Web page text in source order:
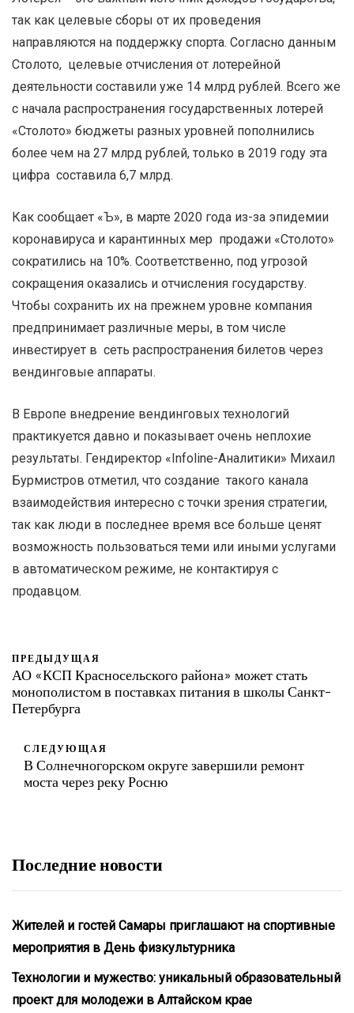
так как целевые сборы от их проведения
направляются на поддержку спорта. Согласно данным
Столото, целевые отчисления от лотерейной
деятельности составили уже 14 млрд рублей. Всего же
с начала распространения государственных лотерей
«Столото» бюджеты разных уровней пополнились
более чем на 27 млрд рублей, только в 2019 году эта
цифра составила 6,7 млрд.
Как сообщает «Ъ», в марте 2020 года из-за эпидемии
коронавируса и карантинных мер продажи «Столото»
сократились на 10%. Соответственно, под угрозой
сокращения оказались и отчисления государству.
Чтобы сохранить их на прежнем уровне компания
предпринимает различные меры, в том числе
инвестирует в сеть распространения билетов через
вендинговые аппараты.
В Европе внедрение вендинговых технологий
практикуется давно и показывает очень неплохие
результаты. Гендиректор «Infoline-Аналитики» Михаил
Бурмистров отметил, что создание такого канала
взаимодействия интересно с точки зрения стратегии,
так как люди в последнее время все больше ценят
возможность пользоваться теми или иными услугами
в автоматическом режиме, не контактируя с
продавцом.
ПРЕДЫДУЩАЯ
АО «КСП Красносельского района» может стать
монополистом в поставках питания в школы Санкт-
Петербурга
СЛЕДУЮЩАЯ
В Солнечногорском округе завершили ремонт
моста через реку Росню
Последние новости
Жителей и гостей Самары приглашают на спортивные
мероприятия в День физкультурника
Технологии и мужество: уникальный образовательный
проект для молодежи в Алтайском крае